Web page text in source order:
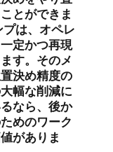
とができま
は、オペレ
定かつ再現
す。そのメ
決め精度の
幅な削減に
なら、後か
めのワーク
がありま